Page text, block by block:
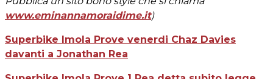
www.eminannamoraidime.it)
Superbike Imola Prove venerdi Chaz Davies
davanti a Jonathan Rea